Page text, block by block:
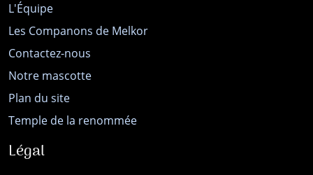
L'Équipe
Les Companons de Melkor
Contactez-nous
Notre mascotte
Plan du site
Temple de la renommée
Légal